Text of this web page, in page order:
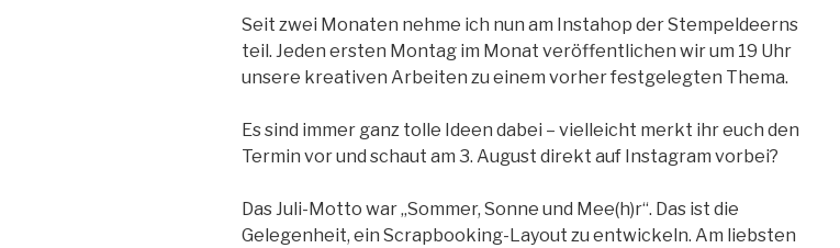
Seit zwei Monaten nehme ich nun am Instahop der Stempeldeerns
teil. Jeden ersten Montag im Monat veröffentlichen wir um 19 Uhr
unsere kreativen Arbeiten zu einem vorher festgelegten Thema.
Es sind immer ganz tolle Ideen dabei – vielleicht merkt ihr euch den
Termin vor und schaut am 3. August direkt auf Instagram vorbei?
Das Juli-Motto war „Sommer, Sonne und Mee(h)r“. Das ist die
Gelegenheit, ein Scrapbooking-Layout zu entwickeln. Am liebsten